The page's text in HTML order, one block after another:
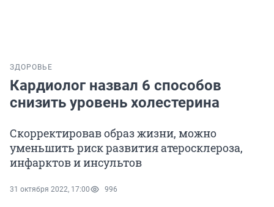
ЗДОРОВЬЕ
Кардиолог назвал 6 способов
снизить уровень холестерина
Скорректировав образ жизни, можно
уменьшить риск развития атеросклероза,
инфарктов и инсультов
31 октября 2022, 17:00 996